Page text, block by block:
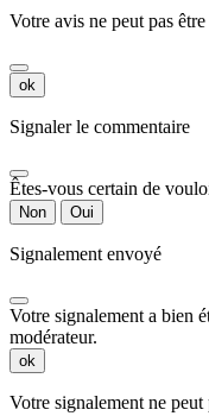
Votre avis ne peut pas
ok
Signaler le commentaire
Êtes-vous certain de
Non Oui
Signalement envoyé
Votre signalement a bien
modérateur.
ok
Votre signalement ne peut